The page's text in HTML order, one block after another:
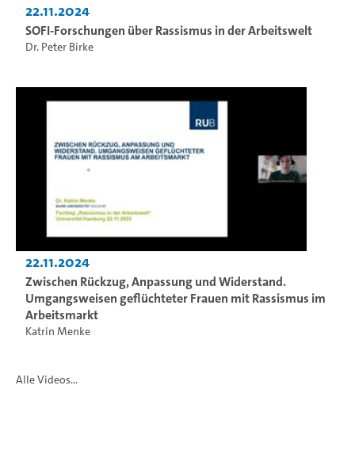
22.11.2024
SOFI-Forschungen über Rassismus in der Arbeitswelt
Dr. Peter Birke
22.11.2024
Zwischen Rückzug, Anpassung und Widerstand.
Umgangsweisen geflüchteter Frauen mit Rassismus im
Arbeitsmarkt
Katrin Menke
Alle Videos...